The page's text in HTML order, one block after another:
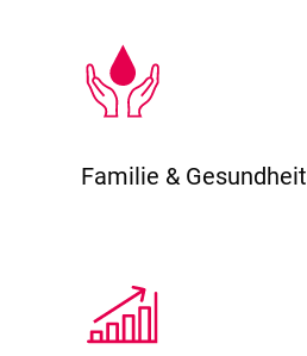
Familie & Gesundheit